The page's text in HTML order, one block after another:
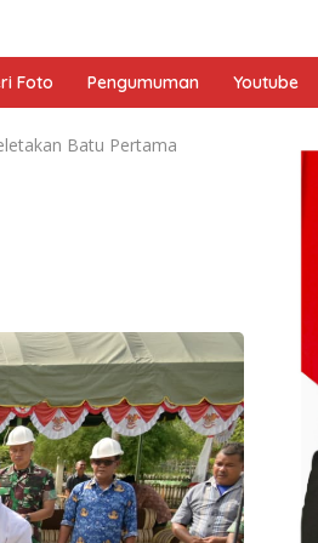
Foto Pengumuman Youtube
Batu Pertama